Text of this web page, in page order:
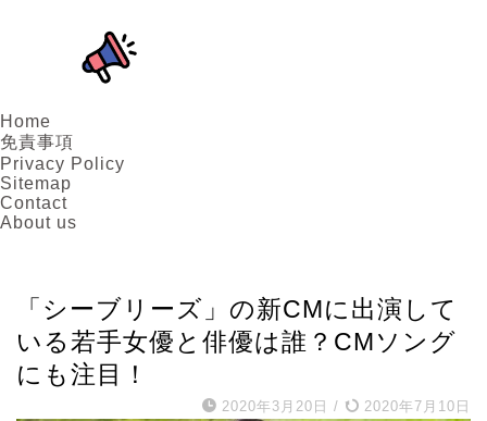
Home
免責事項
Privacy Policy
Sitemap
Contact
About us
「シーブリーズ」の新CMに出演して
いる若手女優と俳優は誰？CMソング
にも注目！
2020年3月20日 / 2020年7月10日